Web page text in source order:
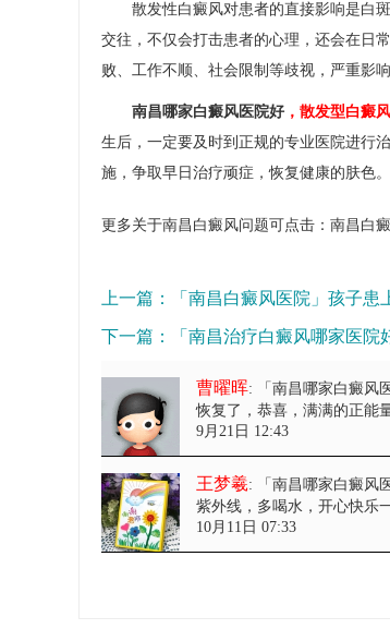
散发性白癜风对患者的直接影响是白斑
交往，不仅会打击患者的心理，还会在日
败、工作不顺、社会限制等歧视，严重影
南昌哪家白癜风医院好 ，散发型白癜
生后，一定要及时到正规的专业医院进行
施，争取早日治疗顽症，恢复健康的肤色。
更多关于南昌白癜风问题可点击： 南昌白
上一篇： 「南昌白癜风医院」孩子患
下一篇： 「南昌治疗白癜风哪家医院
曹曜晖: 「南昌哪家白癜风
恢复了，恭喜，满满的正能
9月21日 12:43
王梦羲: 「南昌哪家白癜风
紫外线，多喝水，开心快乐
10月11日 07:33